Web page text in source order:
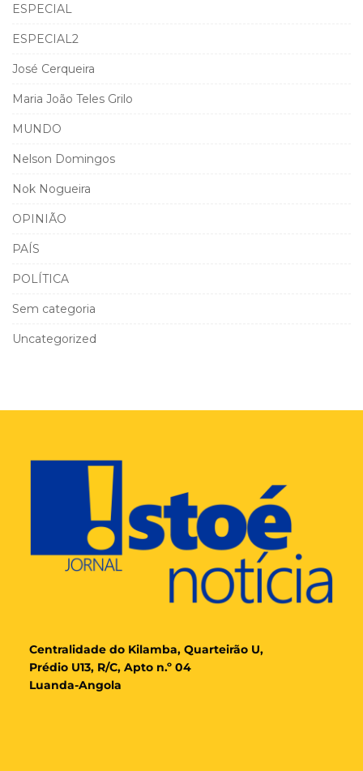
ESPECIAL
ESPECIAL2
José Cerqueira
Maria João Teles Grilo
MUNDO
Nelson Domingos
Nok Nogueira
OPINIÃO
PAÍS
POLÍTICA
Sem categoria
Uncategorized
Centralidade do Kilamba, Quarteirão U,
Prédio U13, R/C, Apto n.º 04
Luanda-Angola